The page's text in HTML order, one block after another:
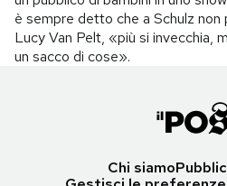
è sempre detto che a Schulz non
Lucy Van Pelt, «più si invecchia,
un sacco di cose».
Chi siamo